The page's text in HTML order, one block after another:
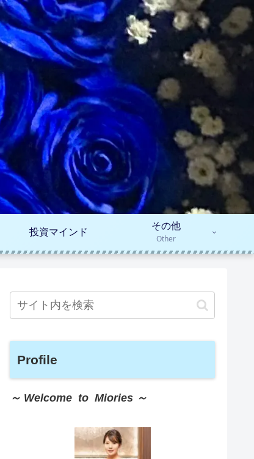
投資マインド
その他
Other
Profile
～ Welcome to Miories ～